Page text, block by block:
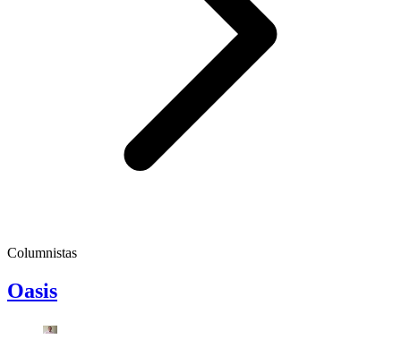
Columnistas
Oasis